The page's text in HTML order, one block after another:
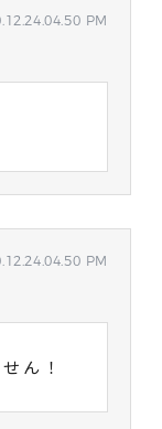
PM
PM
ん！